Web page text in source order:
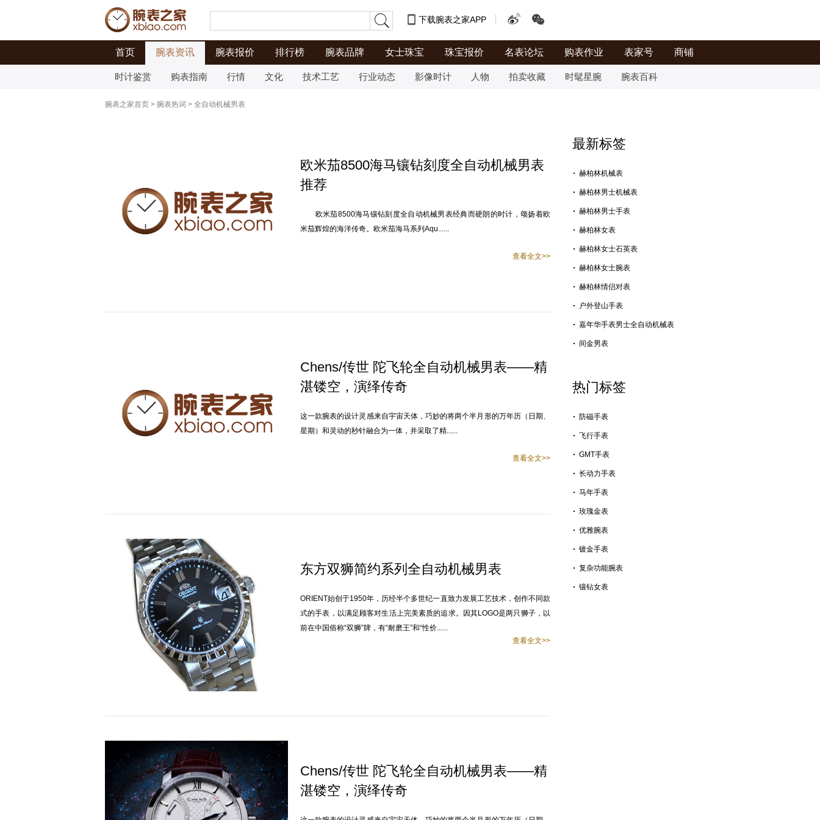
下载腕表之家APP
首页 腕表资讯 腕表报价 排行榜 腕表品牌 女士珠宝 珠宝报价 名表论坛 购表作业 表家号 商铺
时计鉴赏 购表指南 行情 文化 技术工艺 行业动态 影像时计 人物 拍卖收藏 时髦星腕 腕表百科
腕表之家首页 > 腕表热词 > 全自动机械男表
欧米茄8500海马镶钻刻度全自动机械男表
推荐
欧米茄8500海马镶钻刻度全自动机械男表经典而硬朗的时计，颂扬着欧
米茄辉煌的海洋传奇。欧米茄海马系列Aqu......
查看全文>>
Chens/传世 陀飞轮全自动机械男表——精
湛镂空，演绎传奇
这一款腕表的设计灵感来自宇宙天体，巧妙的将两个半月形的万年历（日期、
星期）和灵动的秒针融合为一体，并采取了精......
查看全文>>
东方双狮简约系列全自动机械男表
ORIENT始创于1950年，历经半个多世纪一直致力发展工艺技术，创作不同款
式的手表，以满足顾客对生活上完美素质的追求。因其LOGO是两只狮子，以
前在中国俗称“双狮”牌，有“耐磨王”和“性价......
查看全文>>
Chens/传世 陀飞轮全自动机械男表——精
湛镂空，演绎传奇
最新标签
赫柏林机械表
赫柏林男士机械表
赫柏林男士手表
赫柏林女表
赫柏林女士石英表
赫柏林女士腕表
赫柏林情侣对表
户外登山手表
嘉年华手表男士全自动机械表
间金男表
热门标签
防磁手表
飞行手表
GMT手表
长动力手表
马年手表
玫瑰金表
优雅腕表
镀金手表
复杂功能腕表
镶钻女表